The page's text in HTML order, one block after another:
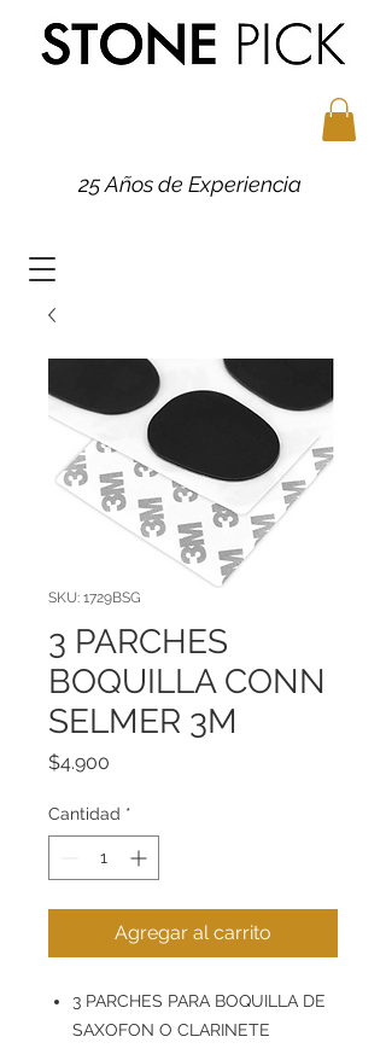
25 Años de Experiencia
SKU: 1729BSG
3 PARCHES
BOQUILLA CONN
SELMER 3M
$4.900
Cantidad *
Agregar al carrito
3 PARCHES PARA BOQUILLA DE
SAXOFON O CLARINETE